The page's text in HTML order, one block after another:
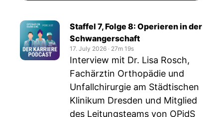
Staffel 7, Folge 8: Operieren in der
Schwangerschaft
17. July 2026 ‧ 27m 19s
Interview mit Dr. Lisa Rosch,
Fachärztin Orthopädie und
Unfallchirurgie am Städtischen
Klinikum Dresden und Mitglied
des Leitungsteams von OPidS